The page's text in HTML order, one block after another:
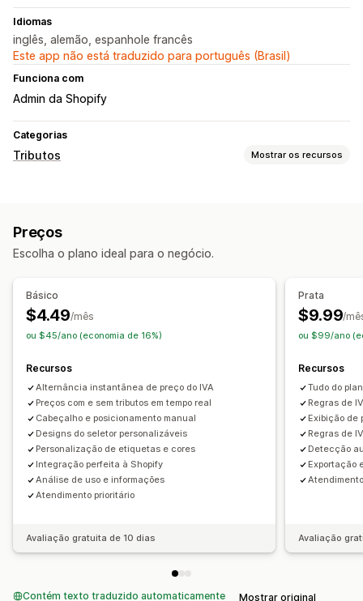
Idiomas
inglês, alemão, espanhole francês
Este app não está traduzido para português (Brasil)
Funciona com
Admin da Shopify
Categorias
Tributos Mostrar os recursos
Preços
Escolha o plano ideal para o negócio.
Básico
$4.49/mês
ou $45/ano (economia de 16%)
Recursos
Alternância instantânea de preço do IVA
Preços com e sem tributos em tempo real
Cabeçalho e posicionamento manual
Designs do seletor personalizáveis
Personalização de etiquetas e cores
Integração perfeita à Shopify
Análise de uso e informações
Atendimento prioritário
Avaliação gratuita de 10 dias
Prata
$9.99/
ou $99/ano
Recursos
Tudo do
Regras de
Exibição de
Regras de
Detecção
Exportação
Avaliação
Contém texto traduzido automaticamente Mostrar original